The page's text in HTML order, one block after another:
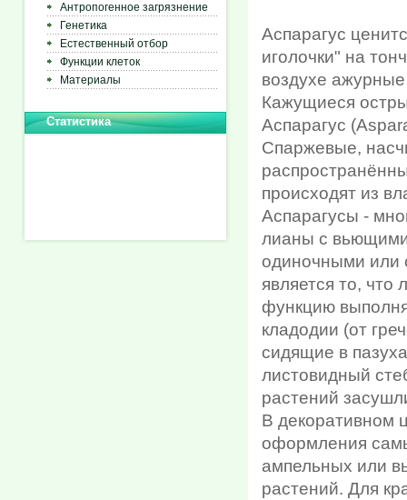
Антропогенное загрязнение
Генетика
Естественный отбор
Функции клеток
Материалы
Статистика
Аспарагус
иголочки" на
воздухе
Кажущиеся
Аспарагус
Спаржевые,
происходят из
Аспарагусы -
лианы с
одиночными или
является то,
функцию
кладодии (от
сидящие в
листовидный
растений
В декоративном
оформления
ампельных или
растений. Для